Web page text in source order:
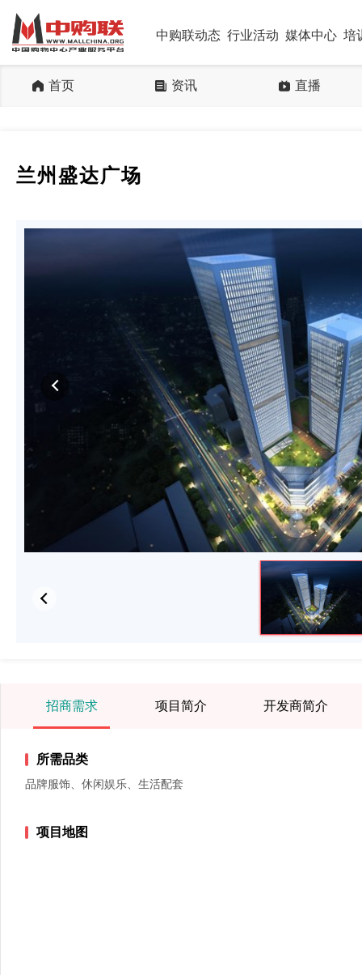
中购联动态 行业活动 媒体中心 培
首页 资讯 直播
兰州盛达广场
招商需求 项目简介 开发商简介
所需品类
品牌服饰、休闲娱乐、生活配套
项目地图